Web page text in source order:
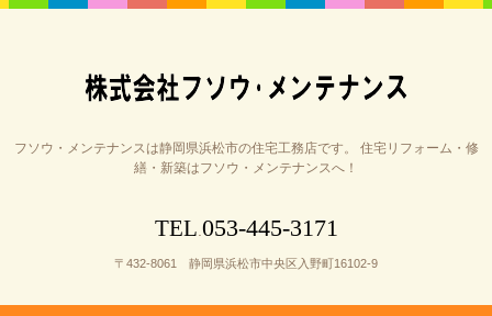
フソウ・メンテナンスは静岡県浜松市の住宅工務店です。 住宅リフォーム・修
繕・新築はフソウ・メンテナンスへ！
TEL 053-445-3171
〒432-8061 静岡県浜松市中央区入野町16102-9